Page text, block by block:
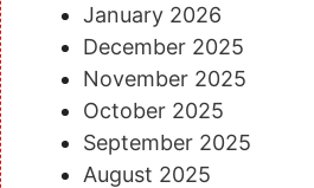
January 2026
December 2025
November 2025
October 2025
September 2025
August 2025